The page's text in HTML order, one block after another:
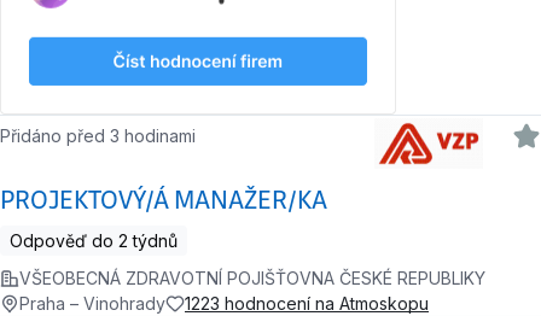
PROJEKTOVÝ/Á MANAŽER/KA
Přidáno před 3 hodinami
Odpověď do 2 týdnů
VŠEOBECNÁ ZDRAVOTNÍ POJIŠŤOVNA ČESKÉ REPUBLIKY
Praha – Vinohrady
1223 hodnocení na Atmoskopu